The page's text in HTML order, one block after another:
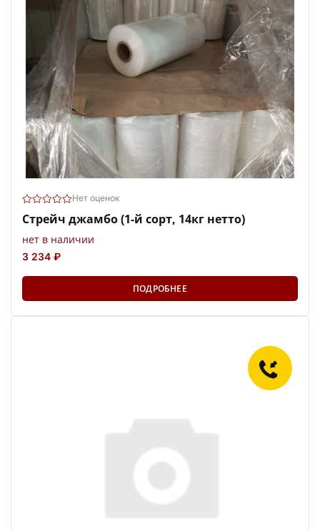
Нет оценок
Стрейч джамбо (1-й сорт, 14кг нетто)
нет в наличии
3 234 ₽
ПОДРОБНЕЕ